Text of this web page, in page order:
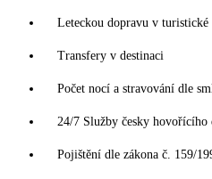
Leteckou dopravu v
Transfery v destinaci
Počet nocí a stravování dle
24/7 Služby česky hovořícího
Pojištění dle zákona č. 159/